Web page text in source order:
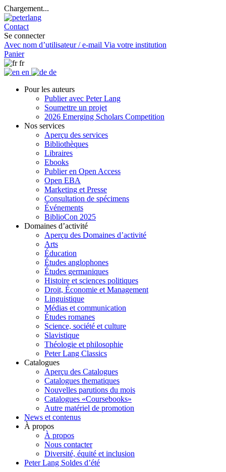
Chargement...
Contact
Se connecter
Avec nom d’utilisateur / e-mail Via votre institution
Panier
fr
en
de
Pour les auteurs
Publier avec Peter Lang
Soumettre un projet
2026 Emerging Scholars Competition
Nos services
Aperçu des services
Bibliothèques
Libraires
Ebooks
Publier en Open Access
Open EBA
Marketing et Presse
Consultation de spécimens
Événements
BiblioCon 2025
Domaines d’activité
Aperçu des Domaines d’activité
Arts
Éducation
Études anglophones
Études germaniques
Histoire et sciences politiques
Droit, Économie et Management
Linguistique
Médias et communication
Études romanes
Science, société et culture
Slavistique
Théologie et philosophie
Peter Lang Classics
Catalogues
Aperçu des Catalogues
Catalogues thematiques
Nouvelles parutions du mois
Catalogues «Coursebooks»
Autre matériel de promotion
News et contenus
À propos
À propos
Nous contacter
Diversité, équité et inclusion
Peter Lang Soldes d’été